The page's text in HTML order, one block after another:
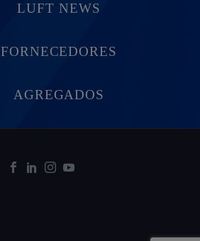
LUFT NEWS
FORNECEDORES
AGREGADOS